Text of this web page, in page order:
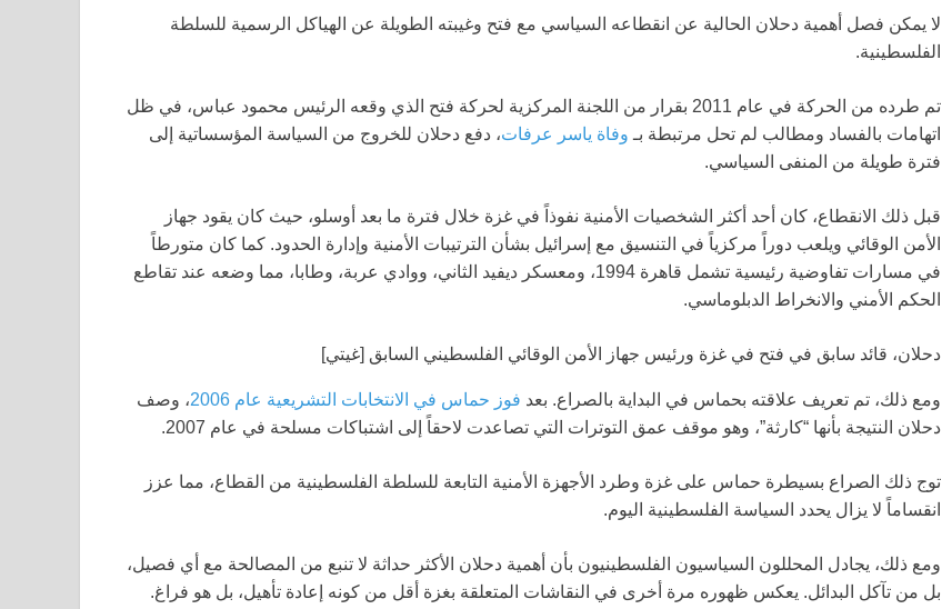
لا يمكن فصل أهمية دحلان الحالية عن انقطاعه السياسي مع فتح وغيبته الطويلة عن الهياكل الرسمية للسلطة
الفلسطينية.
تم طرده من الحركة في عام 2011 بقرار من اللجنة المركزية لحركة فتح الذي وقعه الرئيس محمود عباس، في ظل
اتهامات بالفساد ومطالب لم تحل مرتبطة بـ وفاة ياسر عرفات، دفع دحلان للخروج من السياسة المؤسساتية إلى
فترة طويلة من المنفى السياسي.
قبل ذلك الانقطاع، كان أحد أكثر الشخصيات الأمنية نفوذاً في غزة خلال فترة ما بعد أوسلو، حيث كان يقود جهاز
الأمن الوقائي ويلعب دوراً مركزياً في التنسيق مع إسرائيل بشأن الترتيبات الأمنية وإدارة الحدود. كما كان متورطاً
في مسارات تفاوضية رئيسية تشمل قاهرة 1994، ومعسكر ديفيد الثاني، ووادي عربة، وطابا، مما وضعه عند تقاطع
الحكم الأمني والانخراط الدبلوماسي.
دحلان، قائد سابق في فتح في غزة ورئيس جهاز الأمن الوقائي الفلسطيني السابق [غيتي]
ومع ذلك، تم تعريف علاقته بحماس في البداية بالصراع. بعد فوز حماس في الانتخابات التشريعية عام 2006
، وصف
دحلان النتيجة بأنها “كارثة”، وهو موقف عمق التوترات التي تصاعدت لاحقاً إلى اشتباكات مسلحة في عام 2007.
توج ذلك الصراع بسيطرة حماس على غزة وطرد الأجهزة الأمنية التابعة للسلطة الفلسطينية من القطاع، مما عزز
انقساماً لا يزال يحدد السياسة الفلسطينية اليوم.
ومع ذلك، يجادل المحللون السياسيون الفلسطينيون بأن أهمية دحلان الأكثر حداثة لا تنبع من المصالحة مع أي فصيل،
بل من تآكل البدائل. يعكس ظهوره مرة أخرى في النقاشات المتعلقة بغزة أقل من كونه إعادة تأهيل، بل هو فراغ.